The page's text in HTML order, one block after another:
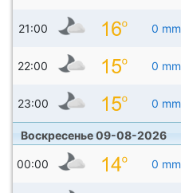
21:00 0 mm
22:00 0 mm
23:00 0 mm
Воскресенье 09-08-2026
00:00 0 mm